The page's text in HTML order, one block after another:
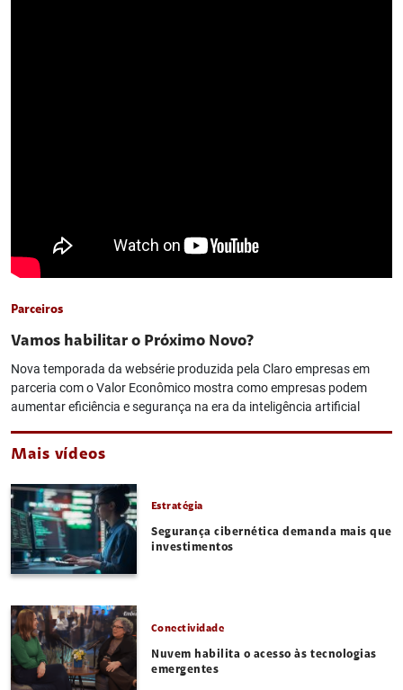
Parceiros
Vamos habilitar o Próximo Novo?
Nova temporada da websérie produzida pela Claro empresas em
parceria com o Valor Econômico mostra como empresas podem
aumentar eficiência e segurança na era da inteligência artificial
Mais vídeos
Estratégia
Segurança cibernética demanda mais que
investimentos
Conectividade
Nuvem habilita o acesso às tecnologias
emergentes